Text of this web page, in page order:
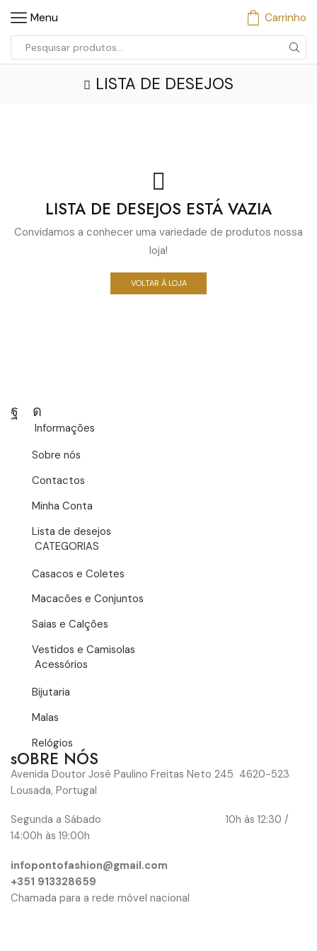
Menu Carrinho
pesquisa
LISTA DE DESEJOS
LISTA DE DESEJOS ESTÁ VAZIA
Convidamos a conhecer uma variedade de produtos nossa
loja!
VOLTAR À LOJA
Facebook
Instagram
Informações
Sobre nós
Contactos
Minha Conta
Lista de desejos
CATEGORIAS
Casacos e Coletes
Macacões e Conjuntos
Saias e Calções
Vestidos e Camisolas
Acessórios
Bijutaria
Malas
Relógios
sOBRE NÓS
Avenida Doutor José Paulino Freitas Neto 245 4620-523
Lousada, Portugal
Segunda a Sábado 10h às 12:30 /
14:00h às 19:00h
infopontofashion@gmail.com
+351 913328659
Chamada para a rede móvel nacional